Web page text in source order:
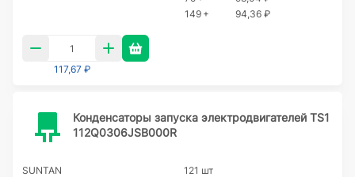
149 +
94,36 ₽
117,67 ₽
Конденсаторы запуска электродвигателей TS1
112Q0306JSB000R
SUNTAN 121 шт